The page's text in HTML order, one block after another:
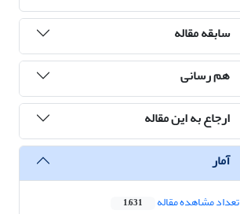
سابقه مقاله
هم رسانی
ارجاع به این مقاله
آمار
تعداد مشاهده مقاله 1,631